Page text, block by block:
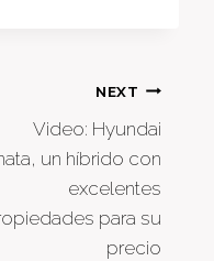
NEXT
Video: Hyundai
un híbrido con
excelentes
para su
precio